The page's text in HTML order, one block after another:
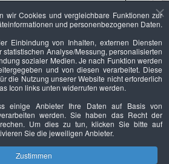
Events an diesem Datum
Events an diesem Datum
Events an diesem Datum
Events an diesem Datum
wir Cookies und vergleichbare Funktionen zur
und personenbezogenen Daten.
Einbindung von Inhalten, externen Diensten
statistischen Analyse/Messung, personalisierten
sozialer Medien. Je nach Funktion werden
und von diesen verarbeitet. Diese
die Nutzung unserer Website nicht erforderlich
Icon links unten widerrufen werden.
einige Anbieter Ihre Daten auf Basis von
werden. Sie haben das Recht der
Um dies zu tun, klicken Sie bitte auf
Sie die jeweiligen Anbieter.
Zustimmen